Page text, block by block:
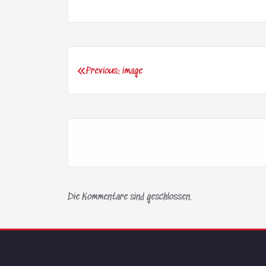
Beitragsnavigation
Previous: image
Die Kommentare sind geschlossen.